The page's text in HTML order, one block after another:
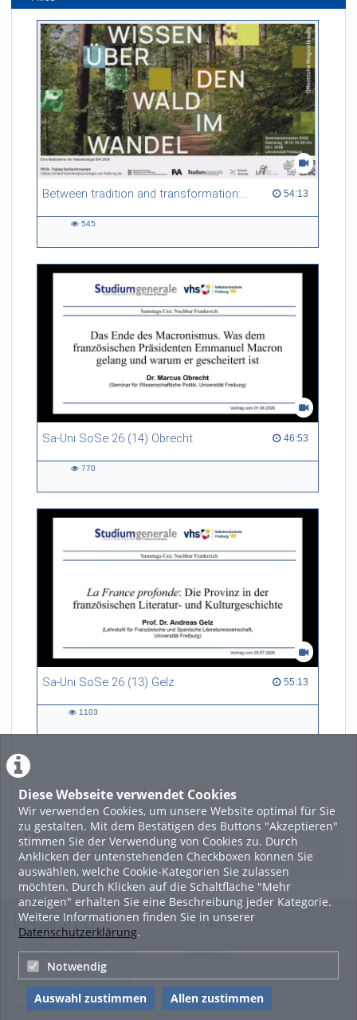
Diese Webseite verwendet Cookies
Wir verwenden Cookies, um unsere Website optimal für Sie
zu gestalten. Mit dem Bestätigen des Buttons "Akzeptieren"
stimmen Sie der Verwendung von Cookies zu. Durch
Anklicken der untenstehenden Checkboxen können Sie
auswählen, welche Cookie-Kategorien Sie zulassen
möchten. Durch Klicken auf die Schaltfläche "Mehr
anzeigen" erhalten Sie eine Beschreibung jeder Kategorie.
Weitere Informationen finden Sie in unserer
Datenschutzerklärung.
Notwendig
Auswahl zustimmen Allen zustimmen
Between tradition and transformation: how owners, advisers and institutions co-create knowledge for resilient forests in Europe 54:13
54:13 duration
545
Sa-Uni SoSe 26 (14) Obrecht 46:53
46:53 duration
770
Sa-Uni SoSe 26 (13) Gelz 55:13
55:13 duration
1103
LADE MEHR
Featured
Beliebtheit
Legal Info
Nutzungsbedingungen
Datenschutzerklärung
Imprint
Links
Sitemap